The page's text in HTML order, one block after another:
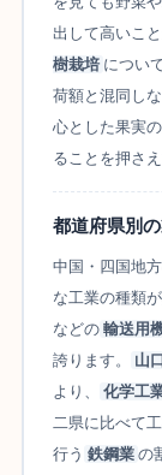
出して高いこ
樹栽培 につい
荷額と混同し
心とした果実
ることを押さ
都道府県別
中国・四国地
な工業の種類
などの 輸送用
誇ります。
山
より、
化学工
二県に比べて
行う 鉄鋼業 の